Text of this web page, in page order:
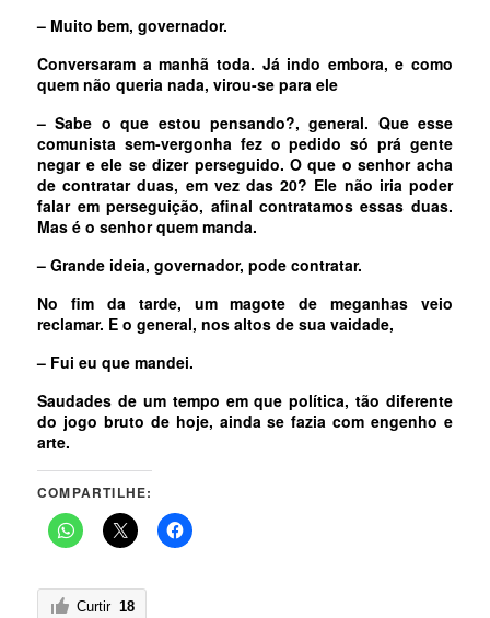
– Muito bem, governador.
Conversaram a manhã toda. Já indo embora, e como
quem não queria nada, virou-se para ele
– Sabe o que estou pensando?, general. Que esse
comunista sem-vergonha fez o pedido só prá gente
negar e ele se dizer perseguido. O que o senhor acha
de contratar duas, em vez das 20? Ele não iria poder
falar em perseguição, afinal contratamos essas duas.
Mas é o senhor quem manda.
– Grande ideia, governador, pode contratar.
No fim da tarde, um magote de meganhas veio
reclamar. E o general, nos altos de sua vaidade,
– Fui eu que mandei.
Saudades de um tempo em que política, tão diferente
do jogo bruto de hoje, ainda se fazia com engenho e
arte.
COMPARTILHE:
Curtir 18